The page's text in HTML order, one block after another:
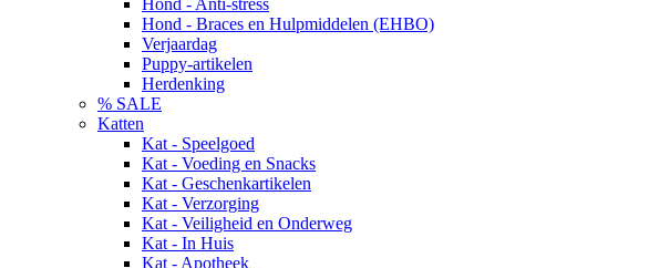
Hond - Braces en Hulpmiddelen (EHBO)
Verjaardag
Puppy-artikelen
Herdenking
% SALE
Katten
Kat - Speelgoed
Kat - Voeding en Snacks
Kat - Geschenkartikelen
Kat - Verzorging
Kat - Veiligheid en Onderweg
Kat - In Huis
Kat - Apotheek